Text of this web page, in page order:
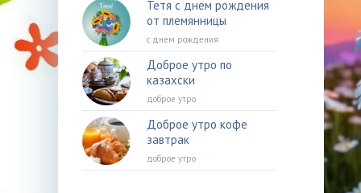
Тетя с днем рождения
от племянницы
с днем рождения
Доброе утро по
казахски
доброе утро
Доброе утро кофе
завтрак
доброе утро